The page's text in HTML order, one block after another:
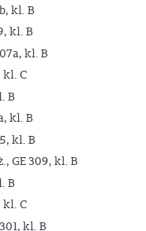
kl. B
kl. B
kl. B
kl. C
B
kl. B
kl. B
GE 309, kl. B
B
kl. C
kl. B